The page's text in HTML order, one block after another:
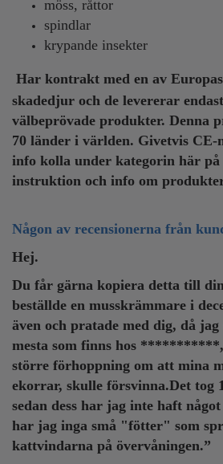
möss, råttor
spindlar
krypande insekter
Har kontrakt med en av
skadedjur och de levererar
välbeprövade produkter. Denna
70 länder i världen. Givetvis CE-
info kolla under kategorin här på
instruktion och info om
Någon av recensionerna från
Hej.
Du får gärna kopiera detta till
beställde en musskrämmare i
även och pratade med dig, då
mesta som finns hos ***********,
större förhoppning om att mina
ekorrar, skulle försvinna.Det tog
sedan dess har jag inte haft
har jag inga små "fötter" som
kattvindarna på övervåningen.”